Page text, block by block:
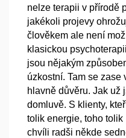
nelze terapii v přírodě
jakékoli projevy
člověkem ale není
klasickou
jsou nějakým
úzkostní. Tam se
hlavně důvěru. Jak už
domluvě. S klienty,
tolik energie, toho
chvíli radši někde